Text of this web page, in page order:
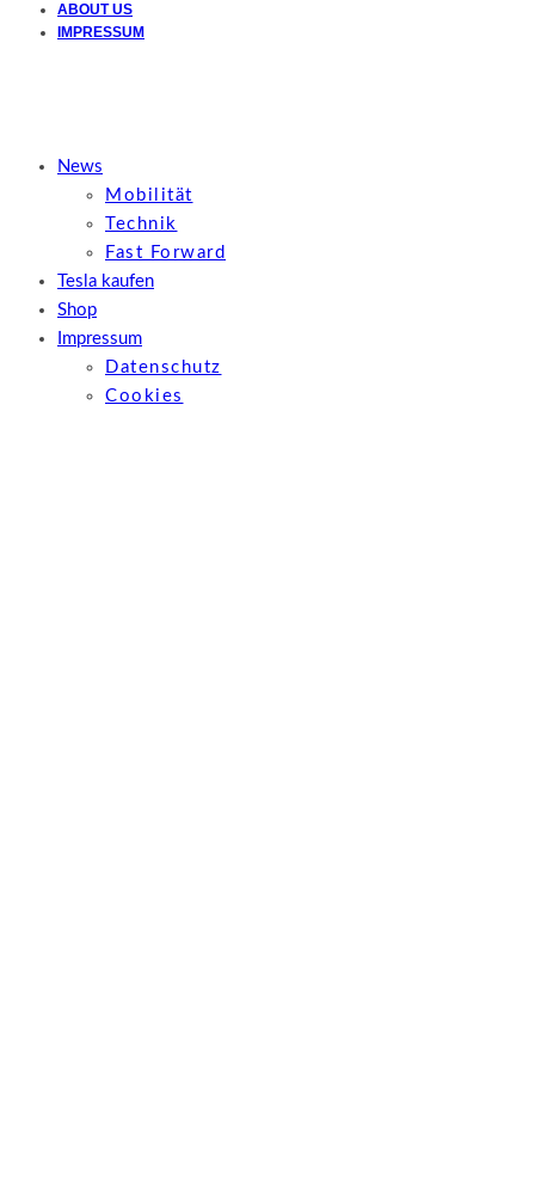
ABOUT US
IMPRESSUM
News
Mobilität
Technik
Fast Forward
Tesla kaufen
Shop
Impressum
Datenschutz
Cookies